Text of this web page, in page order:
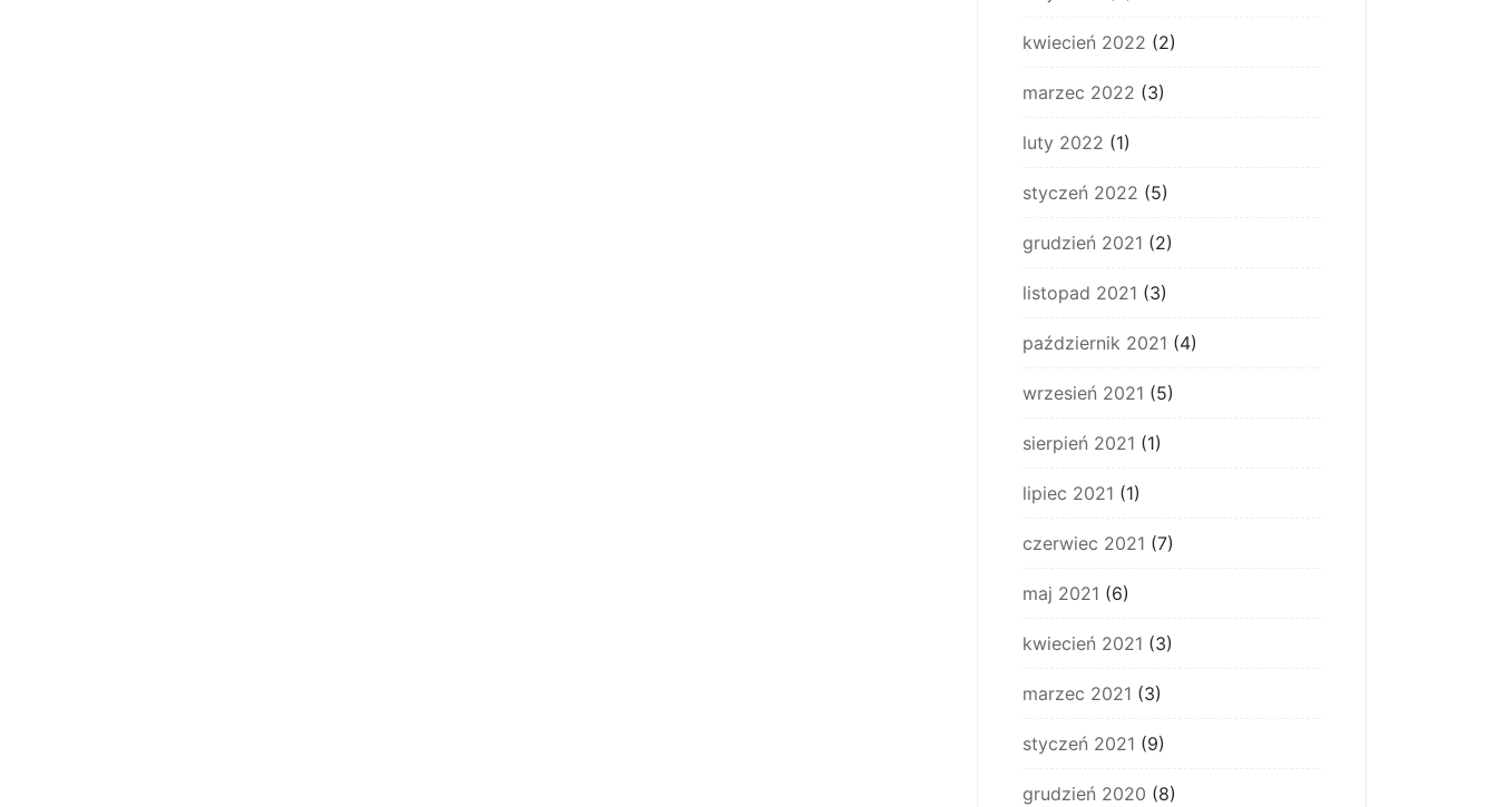
kwiecień 2022 (2)
marzec 2022 (3)
luty 2022 (1)
styczeń 2022 (5)
grudzień 2021 (2)
listopad 2021 (3)
październik 2021 (4)
wrzesień 2021 (5)
sierpień 2021 (1)
lipiec 2021 (1)
czerwiec 2021 (7)
maj 2021 (6)
kwiecień 2021 (3)
marzec 2021 (3)
styczeń 2021 (9)
grudzień 2020 (8)